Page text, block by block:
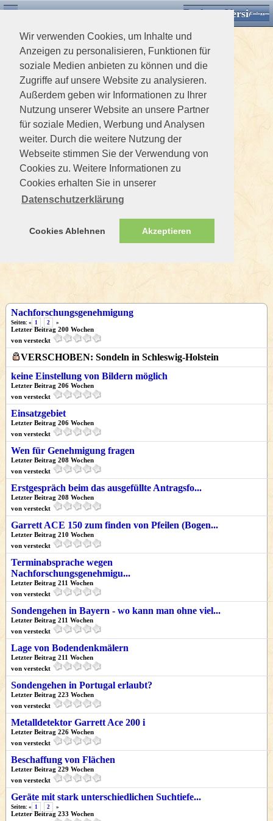
Wir verwenden Cookies, um Inhalte und
Anzeigen zu personalisieren, Funktionen für
soziale Medien anbieten zu können und die
Zugriffe auf unsere Website zu analysieren.
Außerdem geben wir Informationen zu Ihrer
Nutzung unserer Website an unsere Partner
für soziale Medien, Werbung und Analysen
weiter. Durch die weitere Nutzung der
Webseite stimmen Sie der Verwendung von
Cookies zu. Weitere Informationen zu
Cookies erhalten Sie in unserer
Datenschutzerklärung
Cookies Ablehnen Akzeptieren
Desktop VersionEinloggen
Nachforschungsgenehmigung
Seiten: « 1 2 »
Letzter Beitrag 200 Wochen
von versteckt
VERSCHOBEN: Sondeln in Schleswig-Holstein
keine Einstellung von Bildern möglich
Letzter Beitrag 206 Wochen
von versteckt
Einsatzgebiet
Letzter Beitrag 206 Wochen
von versteckt
Wen für Genehmigung fragen
Letzter Beitrag 208 Wochen
von versteckt
Erstgespräch beim das ausgefüllte Antragsfo...
Letzter Beitrag 208 Wochen
von versteckt
Garrett ACE 150 zum finden von Pfeilen (Bogen...
Letzter Beitrag 210 Wochen
von versteckt
Terminabsprache wegen
Nachforschungsgenehmigu...
Letzter Beitrag 211 Wochen
von versteckt
Sondengehen in Bayern - wo kann man ohne viel...
Letzter Beitrag 211 Wochen
von versteckt
Lage von Bodendenkmälern
Letzter Beitrag 211 Wochen
von versteckt
Sondengehen in Portugal erlaubt?
Letzter Beitrag 223 Wochen
von versteckt
Metalldetektor Garrett Ace 200 i
Letzter Beitrag 226 Wochen
von versteckt
Beschaffung von Flächen
Letzter Beitrag 229 Wochen
von versteckt
Geräte mit stark unterschiedlichen Suchtiefe...
Seiten: « 1 2 »
Letzter Beitrag 233 Wochen